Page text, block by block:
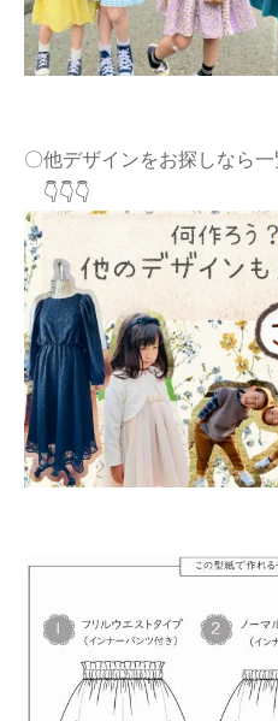
〇他デザインをお探しなら
👇👇👇